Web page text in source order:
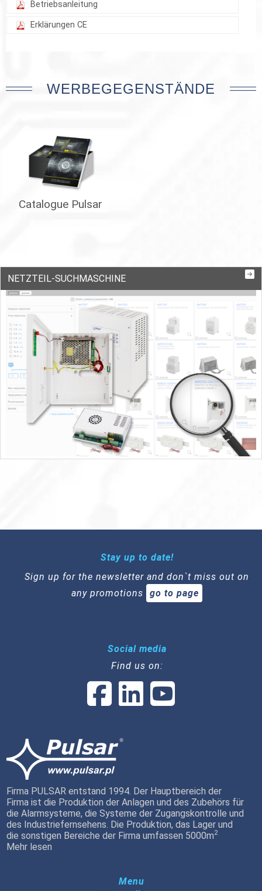
Betriebsanleitung
Erklärungen CE
WERBEGEGENSTÄNDE
Catalogue Pulsar
NETZTEIL-SUCHMASCHINE
Stay up to date!
Sign up for the newsletter and don`t miss out on
any promotions
go to page
Social media
Find us on:
Firma PULSAR entstand 1994. Der Hauptbereich der
Firma ist die Produktion der Anlagen und des Zubehörs für
die Alarmsysteme, die Systeme der Zugangskontrolle und
des Industriefernsehens. Die Produktion, das Lager und
die sonstigen Bereiche der Firma umfassen 5000m2
Mehr lesen
Menu